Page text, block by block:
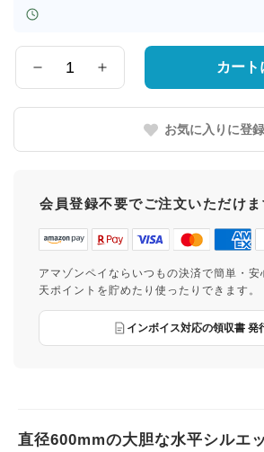
量
カート
お気に入りに登録
会員登録不要でご注文いただけま
アマゾンペイならいつもの決済で簡単・安
天ポイントを貯めたり使ったりできます。
インボイス対応の領収書 発
直径600mmの大胆な水平シルエ